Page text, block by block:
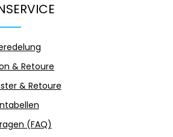
& Retoure
& Retoure
(FAQ)